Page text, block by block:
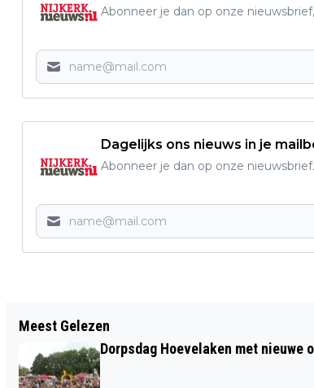
Abonneer je dan op onze
Dagelijks ons nieuws in je
Abonneer je dan op onze nieuwsbrief.
HERDENKEN EN FEESTEN, ZO VIER
JAAR VRIJHEID VOLGENS DE
Meest Gelezen
Dorpsdag Hoevelaken met nieuwe